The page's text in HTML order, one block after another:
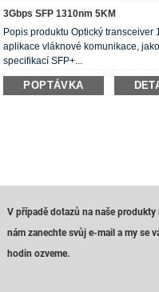
3Gbps SFP 1310nm 5KM
Popis produktu Optický transceiver
aplikace vláknové komunikace,
specifikací SFP+...
POPTÁVKA
V případě dotazů na naše produkty
nám zanechte svůj e-mail a my se
hodin ozveme.